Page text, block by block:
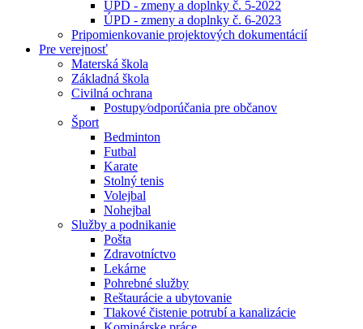
ÚPD - zmeny a doplnky č. 5-2022
ÚPD - zmeny a doplnky č. 6-2023
Pripomienkovanie projektových dokumentácií
Pre verejnosť
Materská škola
Základná škola
Civilná ochrana
Postupy⁄odporúčania pre občanov
Šport
Bedminton
Futbal
Karate
Stolný tenis
Volejbal
Nohejbal
Služby a podnikanie
Pošta
Zdravotníctvo
Lekárne
Pohrebné služby
Reštaurácie a ubytovanie
Tlakové čistenie potrubí a kanalizácie